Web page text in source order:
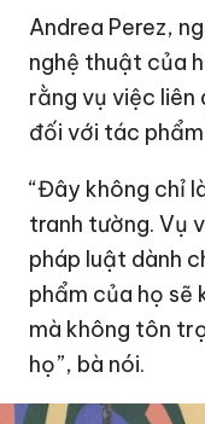
Andrea Perez,
nghệ thuật của
rằng vụ việc liên
đối với tác
“Đây không chỉ
tranh tường. Vụ
pháp luật dành
phẩm của họ sẽ
mà không tôn
họ”, bà nói.